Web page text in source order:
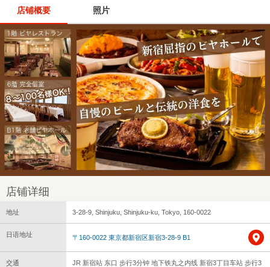
店铺概要 照片
店铺详细
地址 3-28-9, Shinjuku, Shinjuku-ku, Tokyo, 160-0022
日语地址 〒160-0022 東京都新宿区新宿3-28-9 B1
交通
JR 新宿站 东口 步行3分钟 地下铁丸之内线 新宿3丁目车站 步行3